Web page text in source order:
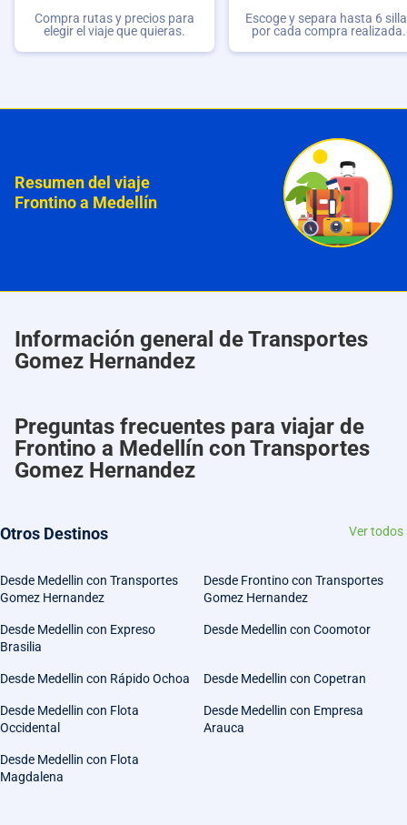
Compra rutas y precios para
elegir el viaje que quieras.
Escoge y separa hasta 6
por cada compra realizada.
Resumen del viaje
Frontino a Medellín
Información general de Transportes
Gomez Hernandez
Preguntas frecuentes para viajar de
Frontino a Medellín con Transportes
Gomez Hernandez
Otros Destinos Ver todos
Desde Medellin con Transportes
Gomez Hernandez
Desde Frontino con Transportes
Gomez Hernandez
Desde Medellin con Expreso
Brasilia
Desde Medellin con Coomotor
Desde Medellin con Rápido Ochoa Desde Medellin con Copetran
Desde Medellin con Flota
Occidental
Desde Medellin con Empresa
Arauca
Desde Medellin con Flota
Magdalena